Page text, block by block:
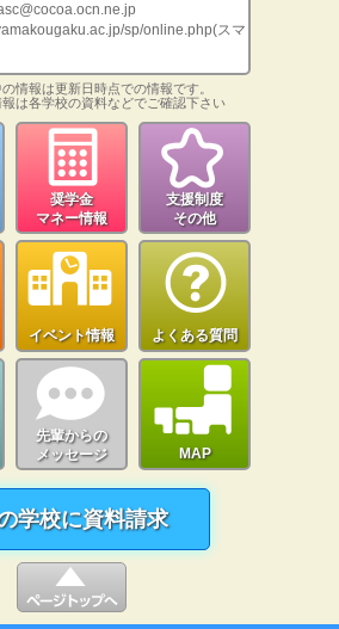
sp/online.php(スマ
情報は更新日時点での情報です。
は各学校の資料などでご確認下さい
奨学金
マネー情報
支援制度
その他
イベント情報 よくある質問
先輩からの
メッセージ
MAP
学校に資料請求